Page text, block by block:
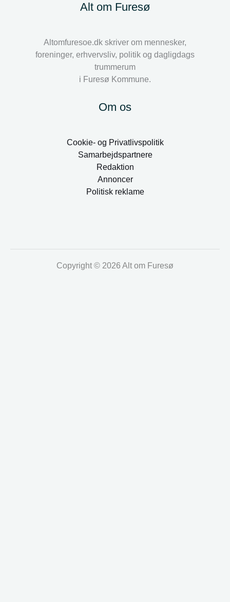
Alt om Furesø
Altomfuresoe.dk skriver om mennesker,
foreninger, erhvervsliv, politik og dagligdags
trummerum
i Furesø Kommune.
Om os
Cookie- og Privatlivspolitik
Samarbejdspartnere
Redaktion
Annoncer
Politisk reklame
Copyright © 2026 Alt om Furesø